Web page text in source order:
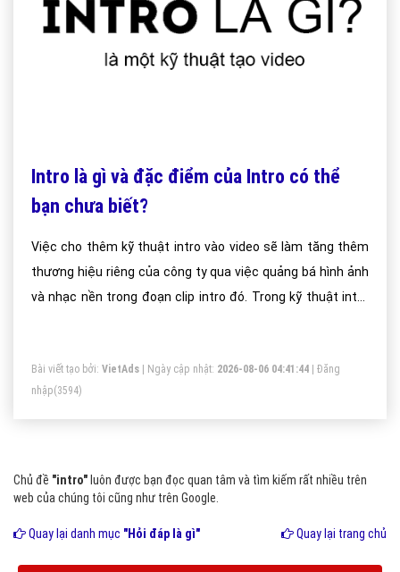
Intro là gì và đặc điểm của Intro có thể
bạn chưa biết?
Việc cho thêm kỹ thuật intro vào video sẽ làm tăng thêm
thương hiệu riêng của công ty qua việc quảng bá hình ảnh
và nhạc nền trong đoạn clip intro đó. Trong kỹ thuật intro
đích tăng khả năng ghi nhớ tên công ty hay thương hiệu
riêng của công ty.
Bài viết tạo bởi: VietAds | Ngày cập nhật: 2026-08-06 04:41:44
Đăng
nhập(3594)
Chủ đề "intro" luôn được bạn đọc quan tâm và tìm kiếm rất nhiều trên
web của chúng tôi cũng như trên Google.
Quay lại danh mục "Hỏi đáp là gì" Quay lại trang chủ